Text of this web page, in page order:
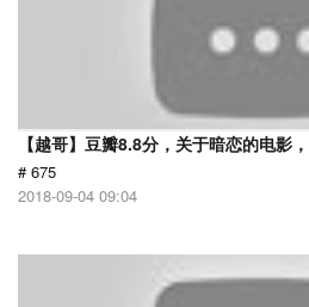
【越哥】豆瓣8.8分，关于暗恋的电影
# 675
2018-09-04 09:04